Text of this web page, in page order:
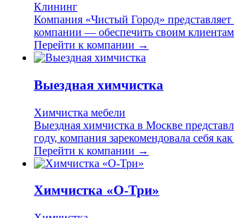
Клининг
Компания «Чистый Город»
компании — обеспечить своим
Перейти к компании →
Выездная химчистка
Химчистка мебели
Выездная химчистка в Москве
году, компания зарекомендовала себя
Перейти к компании →
Химчистка «О-Три»